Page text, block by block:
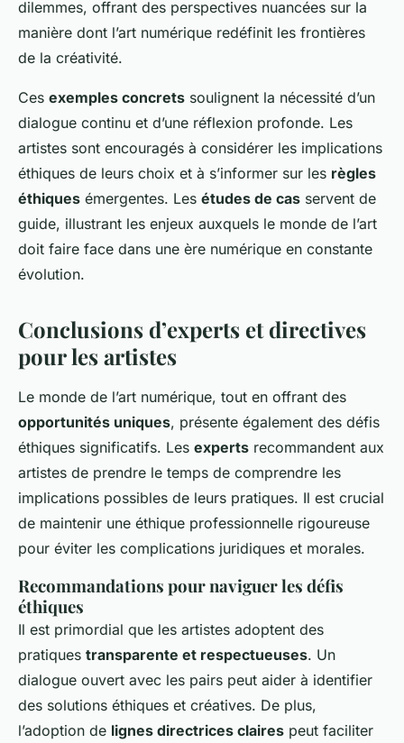
dilemmes, offrant des perspectives nuancées sur la
manière dont l’art numérique redéfinit les frontières
de la créativité.
Ces exemples concrets soulignent la nécessité d’un
dialogue continu et d’une réflexion profonde. Les
artistes sont encouragés à considérer les implications
éthiques de leurs choix et à s’informer sur les règles
éthiques émergentes. Les études de cas servent de
guide, illustrant les enjeux auxquels le monde de l’art
doit faire face dans une ère numérique en constante
évolution.
Conclusions d’experts et directives
pour les artistes
Le monde de l’art numérique, tout en offrant des
opportunités uniques, présente également des défis
éthiques significatifs. Les experts recommandent aux
artistes de prendre le temps de comprendre les
implications possibles de leurs pratiques. Il est crucial
de maintenir une éthique professionnelle rigoureuse
pour éviter les complications juridiques et morales.
Recommandations pour naviguer les défis
éthiques
Il est primordial que les artistes adoptent des
pratiques transparente et respectueuses. Un
dialogue ouvert avec les pairs peut aider à identifier
des solutions éthiques et créatives. De plus,
l’adoption de lignes directrices claires peut faciliter